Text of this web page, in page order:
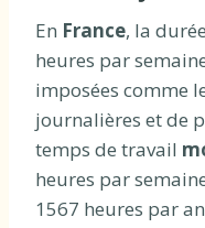
En France, la
heures par
imposées comme
journalières et de
temps de travail
heures par
1567 heures par